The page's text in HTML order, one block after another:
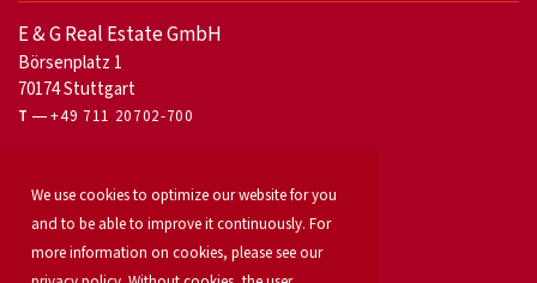
E & G Real Estate GmbH
Börsenplatz 1
70174 Stuttgart
T +49 711 20702-700
Office letting
Our services
Launch your property
We use cookies to optimize our website for you
and to be able to improve it continuously. For
more information on cookies, please see our